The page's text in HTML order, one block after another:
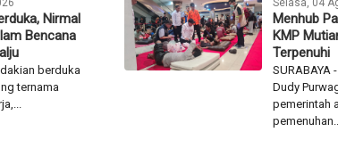
Nirmal
Bencana
berduka
ternama
Menhub
KMP
Terpenuhi
SURABAYA
Dudy
pemerintah
pemenuhan...